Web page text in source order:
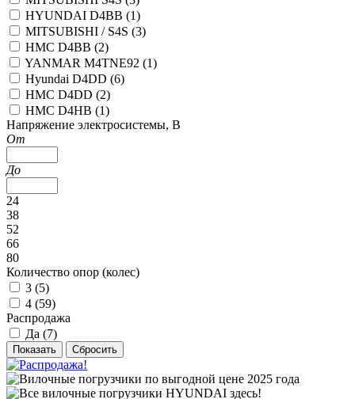
HYUNDAI D4BB (1)
MITSUBISHI / S4S (3)
HMC D4BB (2)
YANMAR М4TNE92 (1)
Hyundai D4DD (6)
HMC D4DD (2)
HMC D4HB (1)
Напряжение электросистемы, В
От
До
24
38
52
66
80
Количество опор (колес)
3 (5)
4 (59)
Распродажа
Да (7)